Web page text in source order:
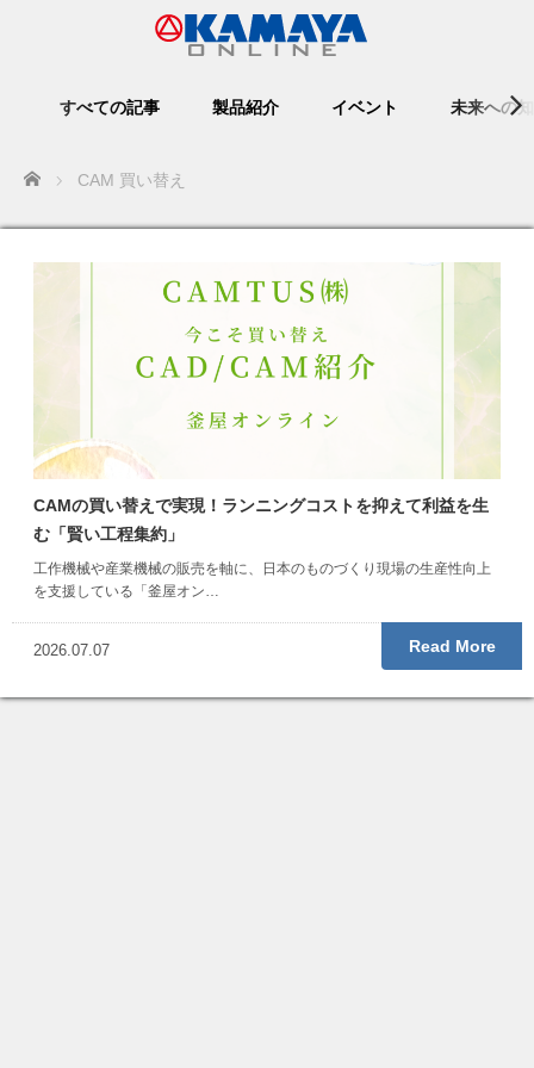
すべての記事 製品紹介 イベント 未来への
Home CAM 買い替え
CAMの買い替えで実現！ランニングコストを抑えて利益を生
む「賢い工程集約」
工作機械や産業機械の販売を軸に、日本のものづくり現場の生産性向上
を支援している「釜屋オン…
Read More
2026.07.07